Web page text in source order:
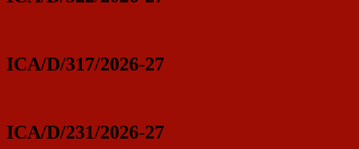
ICA/D/317/2026-27
ICA/D/231/2026-27